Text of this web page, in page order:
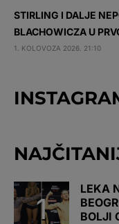
STIRLING I DALJE
BLACHOWICZA U
1. KOLOVOZA 2026. 21:10
LEKA
BOLJI